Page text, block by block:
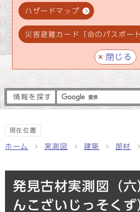
ハザードマップ
災害避難カード「命のパスポート
閉じる
情報を探す
現在位置
ホーム 実測図 建築 部材
発見古材実測図（
んこざいじっそくず